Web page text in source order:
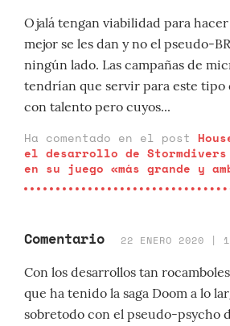
Ojalá tengan viabilidad para hacer
mejor se les dan y no el pseudo-
ningún lado. Las campañas de
tendrían que servir para este tipo
con talento pero cuyos...
Ha comentado en el post
el desarrollo de
en su juego «más grande y
Comentario 22 ENERO 2020 |
Con los desarrollos tan
que ha tenido la saga Doom a lo
sobretodo con el pseudo-psycho